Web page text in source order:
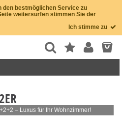
den bestmöglichen Service zu
weitersurfen stimmen Sie der
Ich stimme zu
– Luxus für Ihr Wohnzimmer!